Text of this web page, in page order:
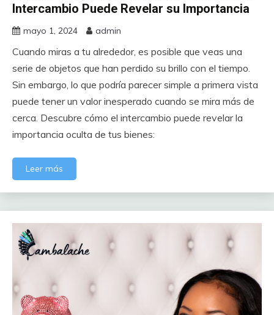
Intercambio Puede Revelar su Importancia
mayo 1, 2024 admin
Cuando miras a tu alrededor, es posible que veas una
serie de objetos que han perdido su brillo con el tiempo.
Sin embargo, lo que podría parecer simple a primera vista
puede tener un valor inesperado cuando se mira más de
cerca. Descubre cómo el intercambio puede revelar la
importancia oculta de tus bienes:
Leer más